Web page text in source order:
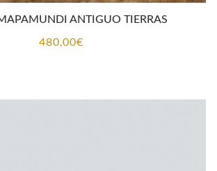
ANTIGUO TIERRAS
480,00€